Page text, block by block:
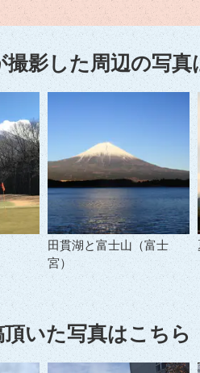
撮影した周辺の写真
田貫湖と富士山（富士
宮）
いた写真はこちら